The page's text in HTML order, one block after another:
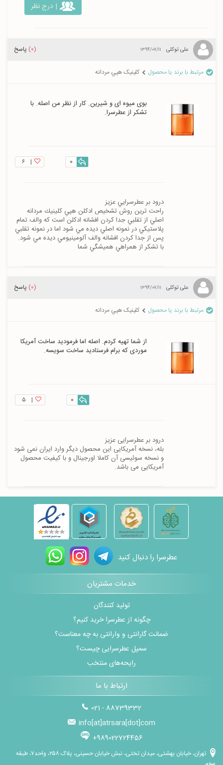
| درج نظر
علی توکلی ۱۳۹۴/۰۷/۱۱ (0) پاسخ
مرتبط با برند یا محصول کلینیک هپي مردانه
بوی میوه ای و شیرین. کار از نظر من اصله. با
تشکر از عطرسرا.
| ۶ 0
با تشكر از همراهي هميشگي شما
علی توکلی ۱۳۹۴/۰۷/۱۱ (0) پاسخ
مرتبط با برند یا محصول کلینیک هپي مردانه
از شما تهیه کردم. اصله اما فرمودید ساخت آمریکا
موردی که برام فرستادید ساخت سویسه.
| ۵ 0
آمریکایی می باشد.
عطرسرا را دنبال کنید
خدمات مشتریان
تولید کنندگان
چگونه از عطرسرا خرید کنیم؟
ضمانت گارانتی و وارانتی به چه معناست؟
سمپل عطرسرایی چیست؟
رایحه‌های منتخب
ارتباط با ما
021 - 88739332
info[at]atrsara[dot]com
+989022724456
تهران، خیابان بهشتی، میدان تختی، نبش خیابان حسینی، پلاک ۲۵۸، واحد۷، طبقه